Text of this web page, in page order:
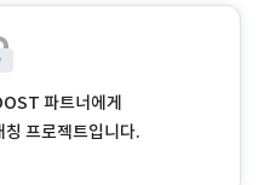
파트너에게
프로젝트입니다.